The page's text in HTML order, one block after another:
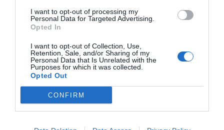
I want to opt-out of processing my
Personal Data for Targeted Advertising.
Opted In
I want to opt-out of Collection, Use,
Retention, Sale, and/or Sharing of my
Personal Data that Is Unrelated with the
Purposes for which it was collected.
Opted Out
CONFIRM
En clau d’indicadors, les previsions de Trioteca pel
2023 són d’un euríbor que s’estabilitzarà en una
forquilla d’un 3 i 4%. “Parlem d’un indicador que
sempre treballa per avançat. Les dades de la
plataforma recullen que fins al 85% d’hipoteques
als Estats Units es gestionen a través de brokers
hipotecaris. A l'Estat, aquest percentatge és del
14%.